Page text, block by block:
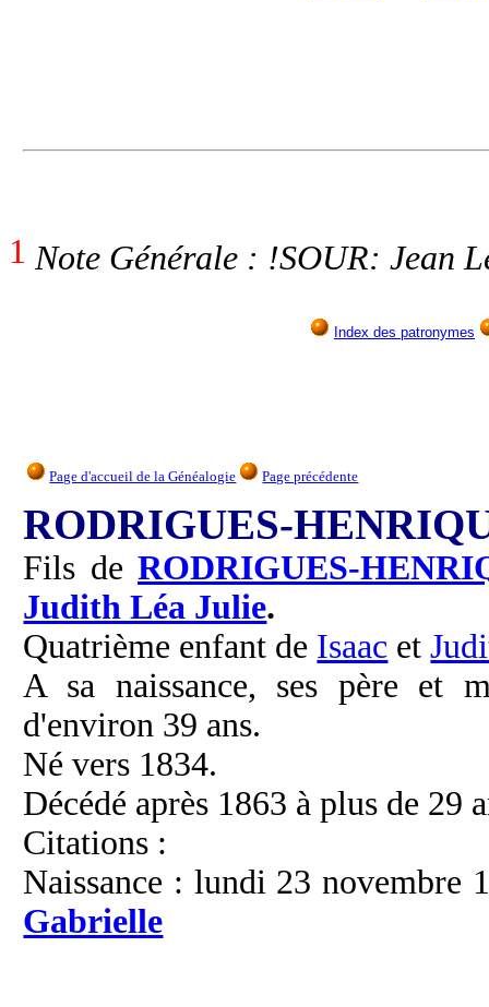
1 Note Générale : !SOUR: Jean
Index des patronymes
Page d'accueil de la Généalogie Page précédente
RODRIGUES-
Fils deRODRIGUES-
Judith Léa Julie.
Quatrième enfant de Isaac et
A sa naissance, ses père et
d'environ 39 ans.
Né vers 1834.
Décédé après 1863 à plus de 29
Citations :
Naissance : lundi 23 novembre
Gabrielle